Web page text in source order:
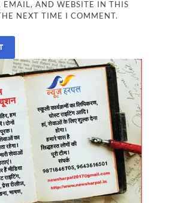
EMAIL, AND WEBSITE IN THIS
NEXT TIME I COMMENT.